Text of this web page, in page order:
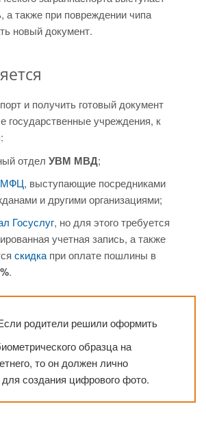
а также при повреждении чипа
новый документ.
и получить готовый документ
государственные учреждения, к
отдел УВМ МВД;
МФЦ, выступающие посредниками
и другими организациями;
Госуслуг, но для этого требуется
учетная запись, а также
скидка при оплате пошлины в
.
родители решили оформить
образца на
то он должен лично
для создания цифрового фото.